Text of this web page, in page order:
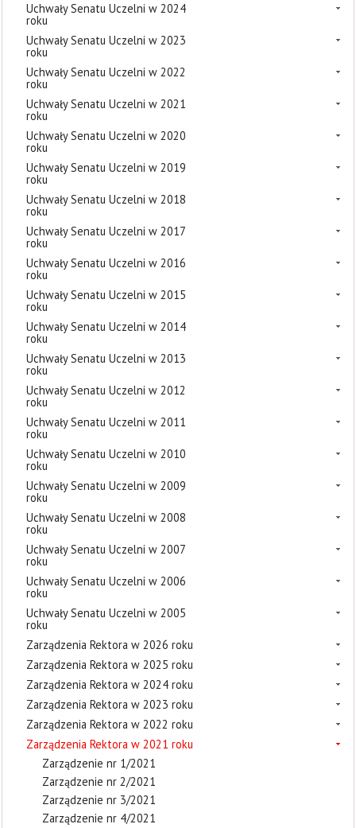
Uchwały Senatu Uczelni w 2024
roku
Uchwały Senatu Uczelni w 2023
roku
Uchwały Senatu Uczelni w 2022
roku
Uchwały Senatu Uczelni w 2021
roku
Uchwały Senatu Uczelni w 2020
roku
Uchwały Senatu Uczelni w 2019
roku
Uchwały Senatu Uczelni w 2018
roku
Uchwały Senatu Uczelni w 2017
roku
Uchwały Senatu Uczelni w 2016
roku
Uchwały Senatu Uczelni w 2015
roku
Uchwały Senatu Uczelni w 2014
roku
Uchwały Senatu Uczelni w 2013
roku
Uchwały Senatu Uczelni w 2012
roku
Uchwały Senatu Uczelni w 2011
roku
Uchwały Senatu Uczelni w 2010
roku
Uchwały Senatu Uczelni w 2009
roku
Uchwały Senatu Uczelni w 2008
roku
Uchwały Senatu Uczelni w 2007
roku
Uchwały Senatu Uczelni w 2006
roku
Uchwały Senatu Uczelni w 2005
roku
Zarządzenia Rektora w 2026 roku
Zarządzenia Rektora w 2025 roku
Zarządzenia Rektora w 2024 roku
Zarządzenia Rektora w 2023 roku
Zarządzenia Rektora w 2022 roku
Zarządzenia Rektora w 2021 roku
Zarządzenie nr 1/2021
Zarządzenie nr 2/2021
Zarządzenie nr 3/2021
Zarządzenie nr 4/2021